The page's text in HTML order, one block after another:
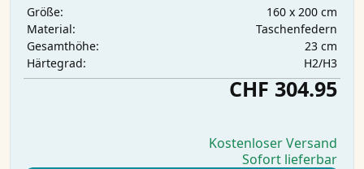
Größe:
160 x 200 cm
Material:
Taschenfedern
Gesamthöhe:
23 cm
Härtegrad:
H2/H3
CHF 304.95
Kostenloser Versand
Sofort lieferbar